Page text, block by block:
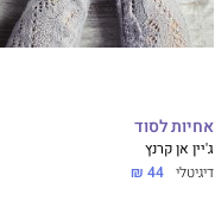
אחיות לסוד
ג'יין אן קרנץ
דיגיטלי 44 ₪